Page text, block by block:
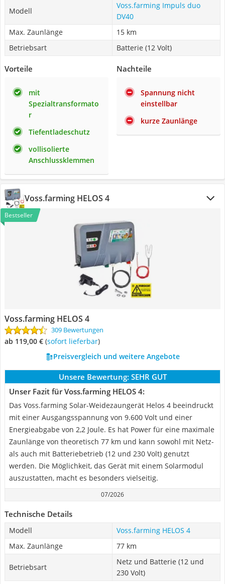
Modell
Voss.farming Impuls duo
DV40
Max. Zaunlänge
15 km
Betriebsart
Batterie (12 Volt)
Vorteile
mit
Spezialtransformato
r
Tiefentladeschutz
vollisolierte
Anschlussklemmen
Nachteile
Spannung nicht
einstellbar
kurze Zaunlänge
Voss.farming HELOS 4
Bestseller
Voss.farming HELOS 4
309 Bewertungen
ab 119,00 € ( Sofort lieferbar)
Preisvergleich und weitere Angebote
Unsere Bewertung: SEHR GUT
Unser Fazit für Voss.farming HELOS 4:
Das Voss.farming Solar-Weidezaungerät Helos 4 beeindruckt
mit einer Ausgangsspannung von 9.600 Volt und einer
Energieabgabe von 2,2 Joule. Es hat Power für eine maximale
Zaunlänge von theoretisch 77 km und kann sowohl mit Netz-
als auch mit Batteriebetrieb (12 und 230 Volt) genutzt
werden. Die Möglichkeit, das Gerät mit einem Solarmodul
auszustatten, macht es besonders vielseitig.
07/2026
Technische Details
Modell
Voss.farming HELOS 4
Max. Zaunlänge
77 km
Betriebsart
Netz und Batterie (12 und
230 Volt)